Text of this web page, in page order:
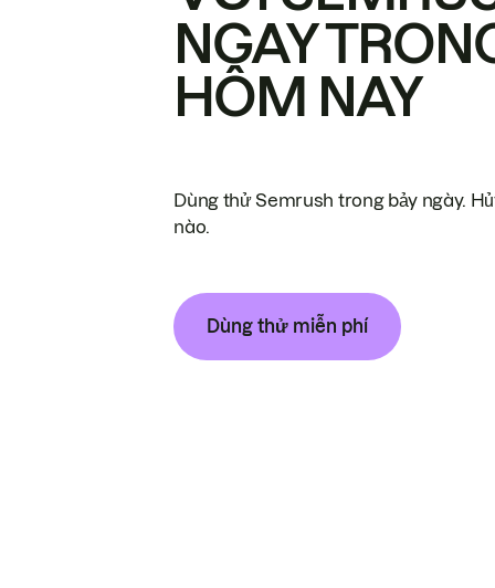
NGAY
HÔM NAY
Dùng thử Semrush trong bảy ngày.
nào.
Dùng thử miễn phí